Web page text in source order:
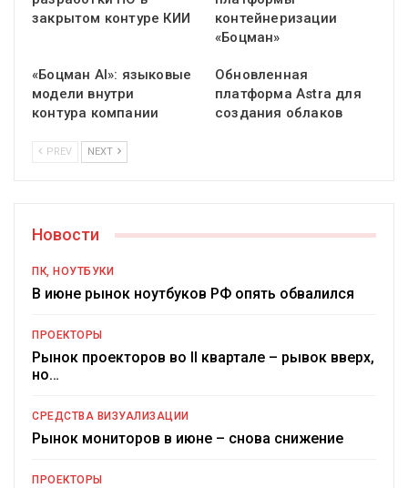
закрытом контуре КИИ
контейнеризации
«Боцман»
«Боцман AI»: языковые
модели внутри
контура компании
Обновленная
платформа Astra для
создания облаков
PREV NEXT
Новости
ПК, НОУТБУКИ
В июне рынок ноутбуков РФ опять обвалился
ПРОЕКТОРЫ
Рынок проекторов во II квартале – рывок вверх,
но…
СРЕДСТВА ВИЗУАЛИЗАЦИИ
Рынок мониторов в июне – снова снижение
ПРОЕКТОРЫ